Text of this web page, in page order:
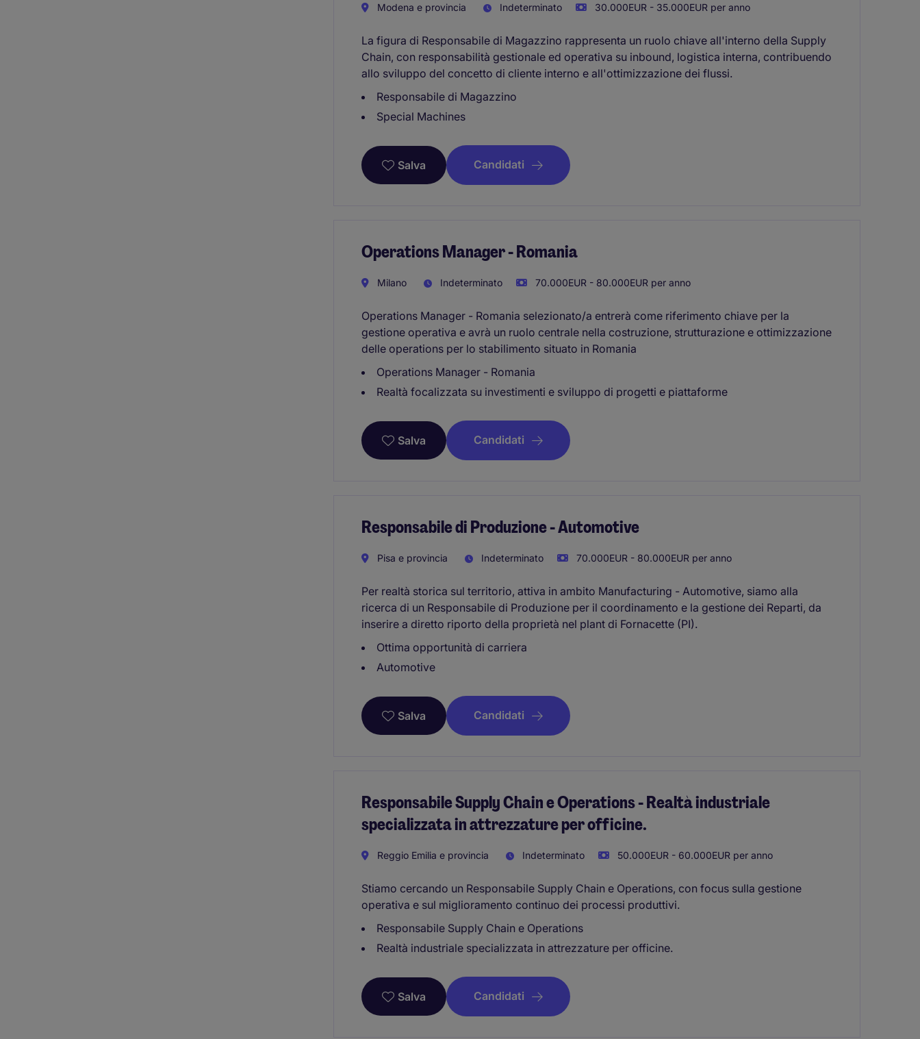
Modena e provincia Indeterminato 30.000EUR - 35.000EUR per anno
La figura di Responsabile di Magazzino rappresenta un ruolo chiave all'interno della Supply
Chain, con responsabilità gestionale ed operativa su inbound, logistica interna, contribuendo
allo sviluppo del concetto di cliente interno e all'ottimizzazione dei flussi.
Responsabile di Magazzino
Special Machines
Salva Candidati
Operations Manager - Romania
Milano Indeterminato 70.000EUR - 80.000EUR per anno
Operations Manager - Romania selezionato/a entrerà come riferimento chiave per la
gestione operativa e avrà un ruolo centrale nella costruzione, strutturazione e ottimizzazione
delle operations per lo stabilimento situato in Romania
Operations Manager - Romania
Realtà focalizzata su investimenti e sviluppo di progetti e piattaforme
Salva Candidati
Responsabile di Produzione - Automotive
Pisa e provincia Indeterminato 70.000EUR - 80.000EUR per anno
Per realtà storica sul territorio, attiva in ambito Manufacturing - Automotive, siamo alla
ricerca di un Responsabile di Produzione per il coordinamento e la gestione dei Reparti, da
inserire a diretto riporto della proprietà nel plant di Fornacette (PI).
Ottima opportunità di carriera
Automotive
Salva Candidati
Responsabile Supply Chain e Operations - Realtà industriale
specializzata in attrezzature per officine.
Reggio Emilia e provincia Indeterminato 50.000EUR - 60.000EUR per anno
Stiamo cercando un Responsabile Supply Chain e Operations, con focus sulla gestione
operativa e sul miglioramento continuo dei processi produttivi.
Responsabile Supply Chain e Operations
Realtà industriale specializzata in attrezzature per officine.
Salva Candidati